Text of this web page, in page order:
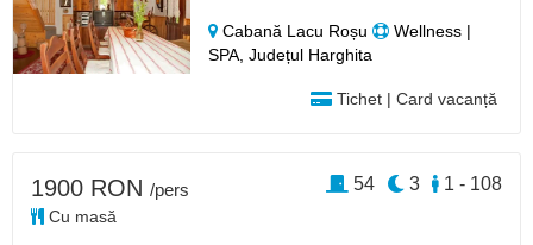
Cabană Lacu Roșu
Wellness |
SPA, Județul Harghita
Tichet | Card vacanță
1900 RON /pers
Cu masă
1 - 108
3
54